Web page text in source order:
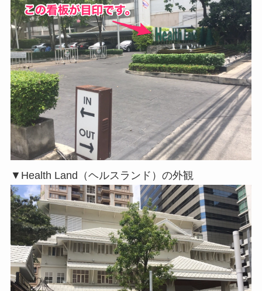
▼Health Land（ヘルスランド）の外観